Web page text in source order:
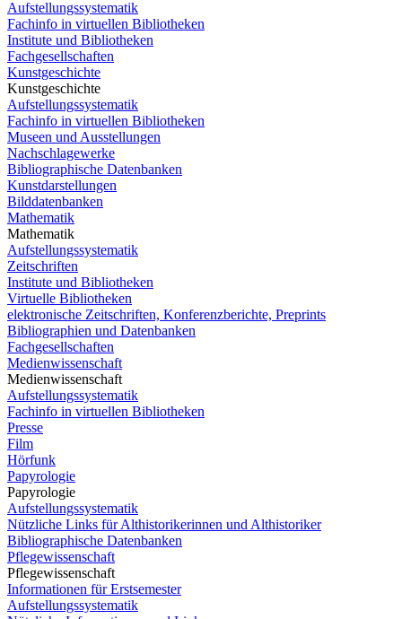
Aufstellungssystematik
Fachinfo in virtuellen Bibliotheken
Institute und Bibliotheken
Fachgesellschaften
Kunstgeschichte
Kunstgeschichte
Aufstellungssystematik
Fachinfo in virtuellen Bibliotheken
Museen und Ausstellungen
Nachschlagewerke
Bibliographische Datenbanken
Kunstdarstellungen
Bilddatenbanken
Mathematik
Mathematik
Aufstellungssystematik
Zeitschriften
Institute und Bibliotheken
Virtuelle Bibliotheken
elektronische Zeitschriften, Konferenzberichte, Preprints
Bibliographien und Datenbanken
Fachgesellschaften
Medienwissenschaft
Medienwissenschaft
Aufstellungssystematik
Fachinfo in virtuellen Bibliotheken
Presse
Film
Hörfunk
Papyrologie
Papyrologie
Aufstellungssystematik
Nützliche Links für Althistorikerinnen und Althistoriker
Bibliographische Datenbanken
Pflegewissenschaft
Pflegewissenschaft
Informationen für Erstsemester
Aufstellungssystematik